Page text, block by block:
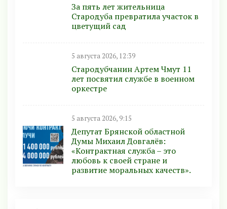
За пять лет жительница
Стародуба превратила участок в
цветущий сад
5 августа 2026, 12:39
Стародубчанин Артем Чмут 11
лет посвятил службе в военном
оркестре
5 августа 2026, 9:15
Депутат Брянской областной
Думы Михаил Довгалёв:
«Контрактная служба – это
любовь к своей стране и
развитие моральных качеств».